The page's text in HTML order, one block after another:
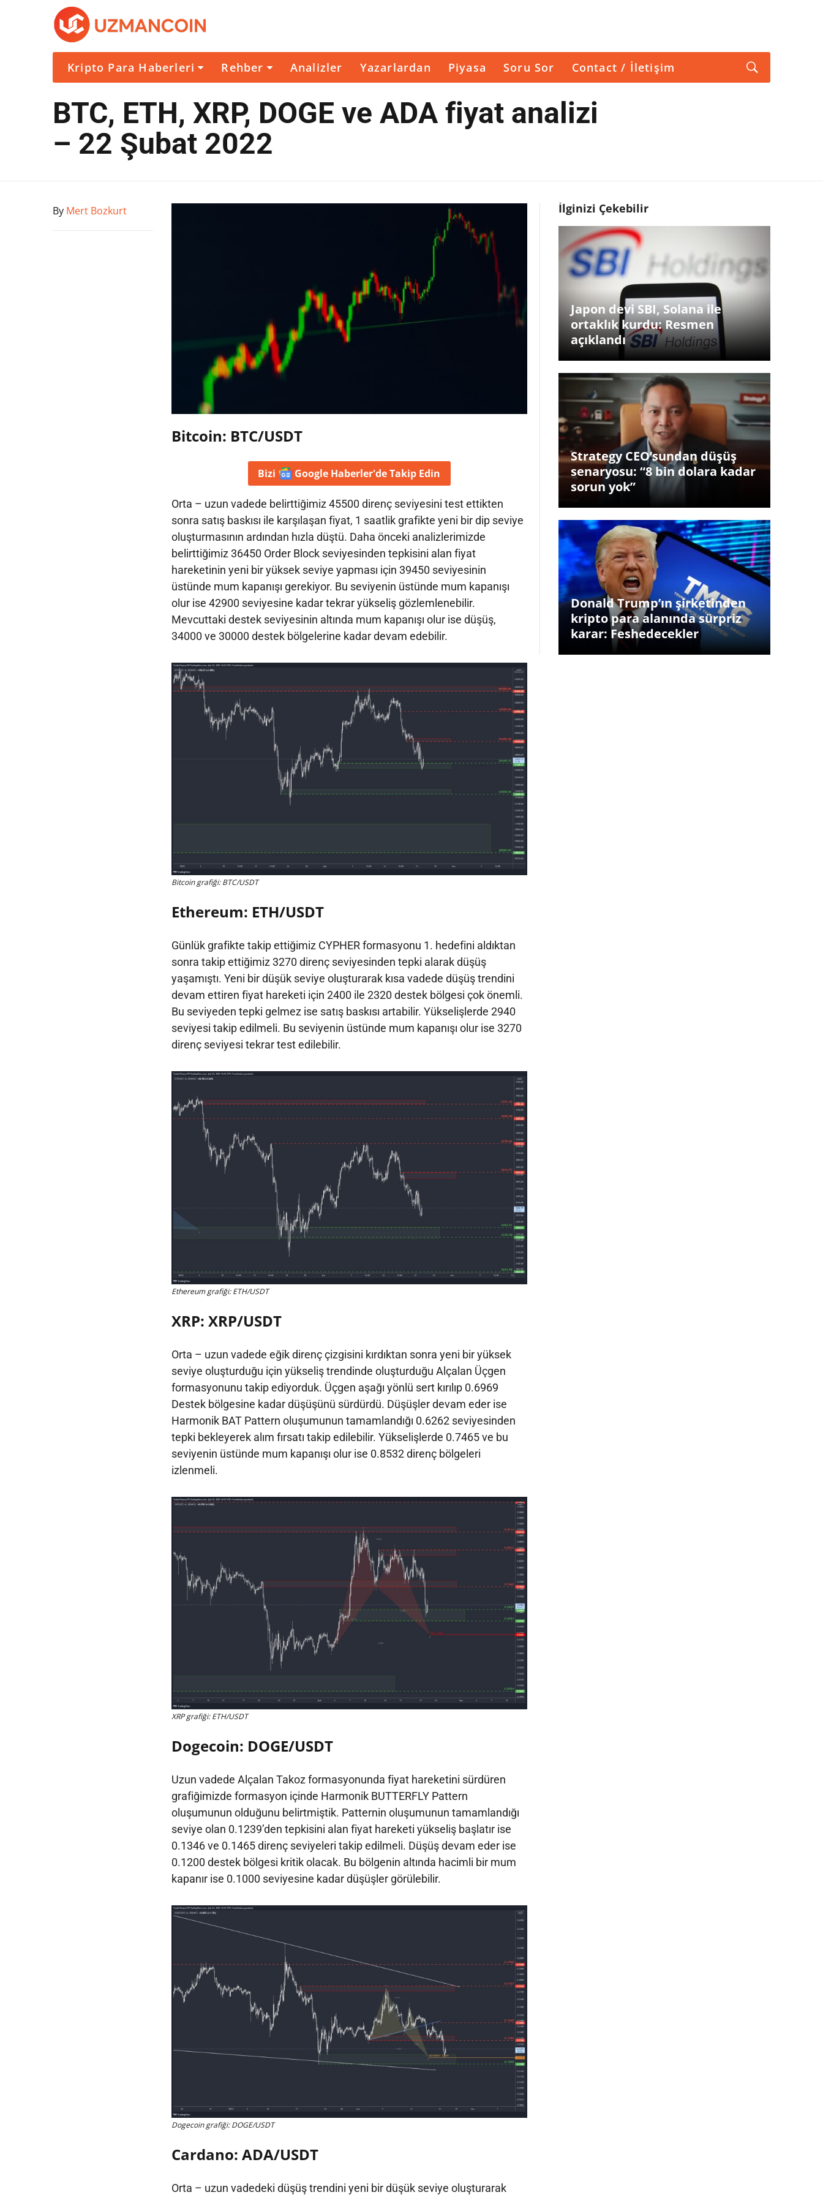
Kripto Para Haberleri Rehber Analizler Yazarlardan Piyasa Soru Sor Contact / İletişim
BTC, ETH, XRP, DOGE ve ADA fiyat analizi
– 22 Şubat 2022
By Mert Bozkurt
Bitcoin: BTC/USDT
Bizi Google Haberler'deTakip Edin
Orta – uzun vadede belirttiğimiz 45500 direnç seviyesini test ettikten
sonra satış baskısı ile karşılaşan fiyat, 1 saatlik grafikte yeni bir dip seviye
oluşturmasının ardından hızla düştü. Daha önceki analizlerimizde
belirttiğimiz 36450 Order Block seviyesinden tepkisini alan fiyat
hareketinin yeni bir yüksek seviye yapması için 39450 seviyesinin
üstünde mum kapanışı gerekiyor. Bu seviyenin üstünde mum kapanışı
olur ise 42900 seviyesine kadar tekrar yükseliş gözlemlenebilir.
Mevcuttaki destek seviyesinin altında mum kapanışı olur ise düşüş,
34000 ve 30000 destek bölgelerine kadar devam edebilir.
Bitcoin grafiği: BTC/USDT
Ethereum: ETH/USDT
Günlük grafikte takip ettiğimiz CYPHER formasyonu 1. hedefini aldıktan
sonra takip ettiğimiz 3270 direnç seviyesinden tepki alarak düşüş
yaşamıştı. Yeni bir düşük seviye oluşturarak kısa vadede düşüş trendini
devam ettiren fiyat hareketi için 2400 ile 2320 destek bölgesi çok önemli.
Bu seviyeden tepki gelmez ise satış baskısı artabilir. Yükselişlerde 2940
seviyesi takip edilmeli. Bu seviyenin üstünde mum kapanışı olur ise 3270
direnç seviyesi tekrar test edilebilir.
Ethereum grafiği: ETH/USDT
XRP: XRP/USDT
Orta – uzun vadede eğik direnç çizgisini kırdıktan sonra yeni bir yüksek
seviye oluşturduğu için yükseliş trendinde oluşturduğu Alçalan Üçgen
formasyonunu takip ediyorduk. Üçgen aşağı yönlü sert kırılıp 0.6969
Destek bölgesine kadar düşüşünü sürdürdü. Düşüşler devam eder ise
Harmonik BAT Pattern oluşumunun tamamlandığı 0.6262 seviyesinden
tepki bekleyerek alım fırsatı takip edilebilir. Yükselişlerde 0.7465 ve bu
seviyenin üstünde mum kapanışı olur ise 0.8532 direnç bölgeleri
izlenmeli.
XRP grafiği: ETH/USDT
Dogecoin: DOGE/USDT
Uzun vadede Alçalan Takoz formasyonunda fiyat hareketini sürdüren
grafiğimizde formasyon içinde Harmonik BUTTERFLY Pattern
oluşumunun olduğunu belirtmiştik. Patternin oluşumunun tamamlandığı
seviye olan 0.1239’den tepkisini alan fiyat hareketi yükseliş başlatır ise
0.1346 ve 0.1465 direnç seviyeleri takip edilmeli. Düşüş devam eder ise
0.1200 destek bölgesi kritik olacak. Bu bölgenin altında hacimli bir mum
kapanır ise 0.1000 seviyesine kadar düşüşler görülebilir.
Dogecoin grafiği: DOGE/USDT
Cardano: ADA/USDT
Orta – uzun vadedeki düşüş trendini yeni bir düşük seviye oluşturarak
İlginizi Çekebilir
Japon devi SBI, Solana ile
ortaklık kurdu: Resmen
açıklandı
Strategy CEO’sundan düşüş
senaryosu: “8 bin dolara kadar
sorun yok”
Donald Trump’ın şirketinden
kripto para alanında sürpriz
karar: Feshedecekler